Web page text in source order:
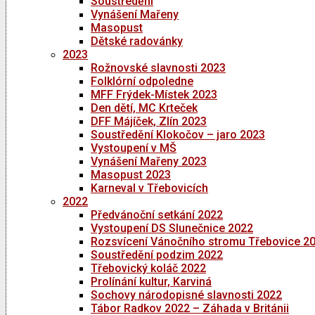
Vynášení Mařeny
Masopust
Dětské radovánky
2023
Rožnovské slavnosti 2023
Folklórní odpoledne
MFF Frýdek-Místek 2023
Den dětí, MC Krteček
DFF Májíček, Zlín 2023
Soustředění Klokočov – jaro 2023
Vystoupení v MŠ
Vynášení Mařeny 2023
Masopust 2023
Karneval v Třebovicích
2022
Předvánoční setkání 2022
Vystoupení DS Slunečnice 2022
Rozsvícení Vánočního stromu Třebovice
Soustředění podzim 2022
Třebovický koláč 2022
Prolínání kultur, Karviná
Sochovy národopisné slavnosti 2022
Tábor Radkov 2022 – Záhada v Británii